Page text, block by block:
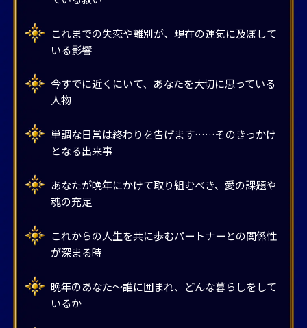
これまでの失恋や離別が、現在の運気に及ぼして
いる影響
今すでに近くにいて、あなたを大切に思っている
人物
単調な日常は終わりを告げます……そのきっかけ
となる出来事
あなたが晩年にかけて取り組むべき、愛の課題や
魂の充足
これからの人生を共に歩むパートナーとの関係性
が深まる時
晩年のあなた～誰に囲まれ、どんな暮らしをして
いるか